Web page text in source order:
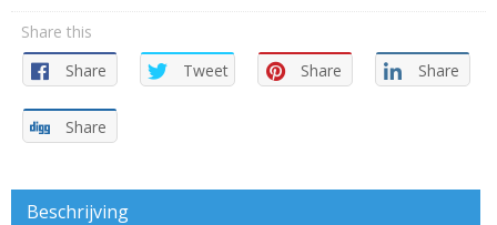
Share this
Share
Tweet Share Share
Share
Beschrijving